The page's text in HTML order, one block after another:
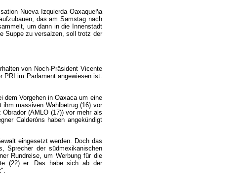
Nueva Izquierda Oaxaqueña
das am Samstag nach
um dann in die Innenstadt
Suppe zu versalzen, soll trotz der
von Noch-Präsident Vicente
PRI im Parlament angewiesen ist.
dem Vorgehen in Oaxaca um eine
ihm massiven Wahlbetrug (16) vor
(AMLO (17)) vor mehr als
Calderóns haben angekündigt
eingesetzt werden. Doch das
Sprecher der südmexikanischen
Rundreise, um Werbung für die
(22) er. Das habe sich ab der